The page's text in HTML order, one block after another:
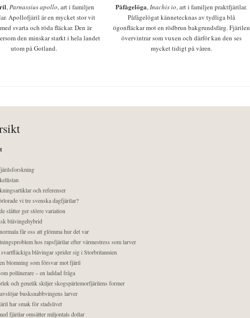
,Parnassius apollo, art i familjen
Apollofjäril är en mycket stor vit
svarta och röda fläckar. Den är
den minskar starkt i hela landet
utom på Gotland.
Påfågelöga,Inachis io, art i familjen praktfjärilar.
Påfågelögat kännetecknas av tydliga blå
ögonfläckar mot en rödbrun bakgrundsfärg. Fjärilen
övervintrar som vuxen och därför kan den ses
mycket tidigt på våren.
och referenser
vi tre svenska dagfjärilar?
slåtter ger större variation
blåvingehybrid
får oss att glömma hur det var
hos rapsfjärilar efter värmestress som larver
blåvingar sprider sig i Storbritannien
blomning som försvar mot fjäril
pollinerare – en laddad fråga
och genetik skiljer skogspärlemorfjärilens former
busksnabbvingens larver
har smak för stadslivet
fjärilar omsätter miljontals dollar